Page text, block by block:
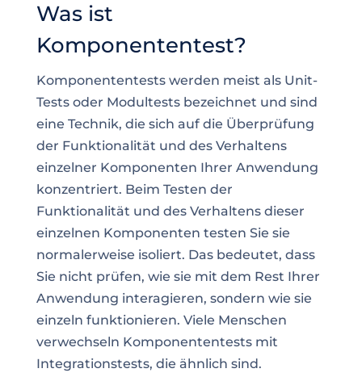
Was ist
Komponententest?
Komponententests werden meist als Unit-
Tests oder Modultests bezeichnet und sind
eine Technik, die sich auf die Überprüfung
der Funktionalität und des Verhaltens
einzelner Komponenten Ihrer Anwendung
konzentriert. Beim Testen der
Funktionalität und des Verhaltens dieser
einzelnen Komponenten testen Sie sie
normalerweise isoliert. Das bedeutet, dass
Sie nicht prüfen, wie sie mit dem Rest Ihrer
Anwendung interagieren, sondern wie sie
einzeln funktionieren. Viele Menschen
verwechseln Komponententests mit
Integrationstests, die ähnlich sind.